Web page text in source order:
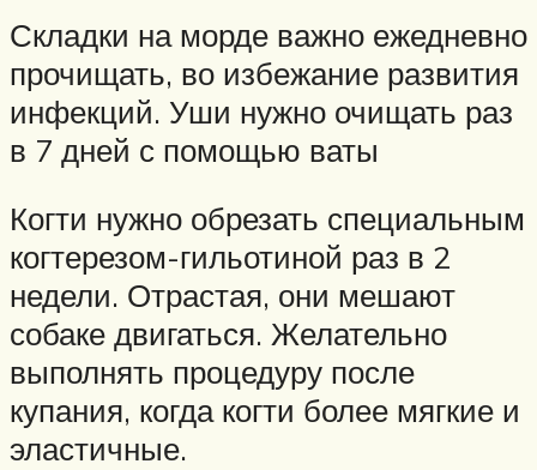
Складки на морде важно ежедневно
прочищать, во избежание развития
инфекций. Уши нужно очищать раз
в 7 дней с помощью ваты
Когти нужно обрезать специальным
когтерезом-гильотиной раз в 2
недели. Отрастая, они мешают
собаке двигаться. Желательно
выполнять процедуру после
купания, когда когти более мягкие и
эластичные.